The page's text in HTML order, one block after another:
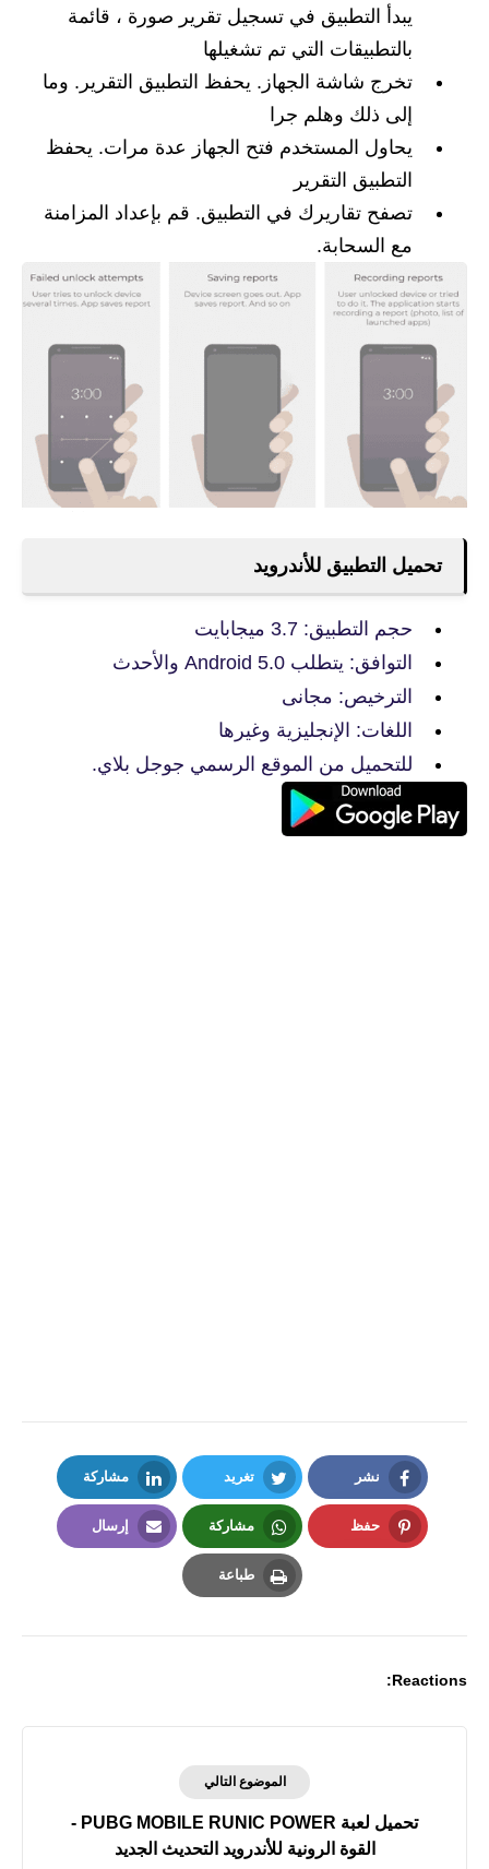
يبدأ التطبيق في تسجيل تقرير صورة ، قائمة
بالتطبيقات التي تم تشغيلها
تخرج شاشة الجهاز. يحفظ التطبيق التقرير. وما
إلى ذلك وهلم جرا
يحاول المستخدم فتح الجهاز عدة مرات. يحفظ
التطبيق التقرير
تصفح تقاريرك في التطبيق. قم بإعداد المزامنة
مع السحابة.
تحميل التطبيق للأندرويد
حجم التطبيق: 3.7 ميجابايت
التوافق: يتطلب Android 5.0 والأحدث
الترخيص: مجانى
اللغات: الإنجليزية وغيرها
للتحميل من الموقع الرسمي جوجل بلاي.
نشر
Facebook
تغريد
Twitter
مشاركة
LinkedIn
حفظ مشاركة
Whatsapp
إرسال
طباعة
Reactions:
الموضوع التالي
تحميل لعبة PUBG MOBILE RUNIC POWER -
القوة الرونية للأندرويد التحديث الجديد